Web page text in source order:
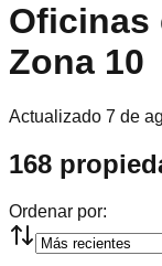
Oficinas
Zona 10
Actualizado 7 de
168
Ordenar por: